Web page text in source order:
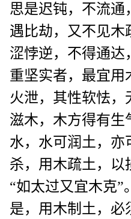
思是迟钝，不流通
遇比劫，又不见木
涩悖逆，不得通达
重坚实者，最宜用
火泄，其性软怯
滋木，木方得有生
水，水可润土，亦
杀，用木疏土，以
“如太过又宜木克”
是，用木制土，必